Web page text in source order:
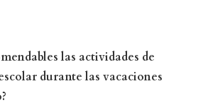
las actividades de
durante las vacaciones